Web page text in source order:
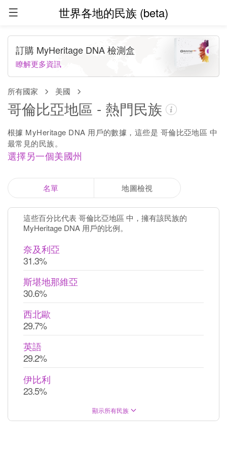
世界各地的民族 (beta)
所有國家 美國
哥倫比亞地區 - 熱門民族
根據 MyHeritage DNA 用戶的數據，這些是 哥倫比亞地區 中
最常見的民族。
選擇另一個美國州
訂購 MyHeritage DNA 檢測盒
瞭解更多資訊
名單 地圖檢視
這些百分比代表 哥倫比亞地區 中，擁有該民族的
MyHeritage DNA 用戶的比例。
奈及利亞
31.3%
斯堪地那維亞
30.6%
西北歐
29.7%
英語
29.2%
伊比利
23.5%
顯示所有民族